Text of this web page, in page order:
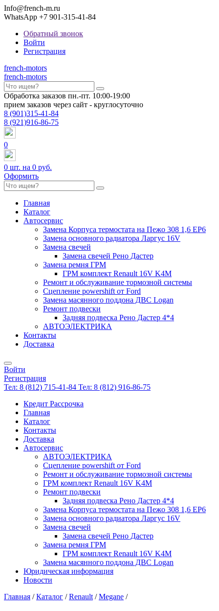
Info@french-m.ru
WhatsApp +7 901-315-41-84
Обратный звонок
Войти
Регистрация
french-motors
french-motors
Обработка заказов пн.-пт. 10:00-19:00
прием заказов через сайт - круглосуточно
8 (901)315-41-84
8 (921)916-86-75
0
0 шт. на 0 руб.
Оформить
Главная
Каталог
Автосервис
Замена Корпуса термостата на Пежо 308 1,6 EP6
Замена основного радиатора Ларгус 16V
Замена свечей
Замена свечей Рено Дастер
Замена ремня ГРМ
ГРМ комплект Renault 16V K4M
Ремонт и обслуживание тормозной системы
Сцепление powershift от Ford
Замена масянного поддона ДВС Logan
Ремонт подвески
Задняя подвеска Рено Дастер 4*4
АВТОЭЛЕКТРИКА
Контакты
Доставка
Войти
Регистрация
Тел: 8 (812) 715-41-84 Тел: 8 (812) 916-86-75
Кредит Рассрочка
Главная
Каталог
Контакты
Доставка
Автосервис
АВТОЭЛЕКТРИКА
Сцепление powershift от Ford
Ремонт и обслуживание тормозной системы
ГРМ комплект Renault 16V K4M
Ремонт подвески
Задняя подвеска Рено Дастер 4*4
Замена Корпуса термостата на Пежо 308 1,6 EP6
Замена основного радиатора Ларгус 16V
Замена свечей
Замена свечей Рено Дастер
Замена ремня ГРМ
ГРМ комплект Renault 16V K4M
Замена масянного поддона ДВС Logan
Юридическая информация
Новости
Главная / Каталог / Renault / Megane /